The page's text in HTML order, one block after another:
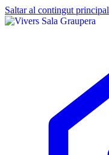
Saltar al contingut principal